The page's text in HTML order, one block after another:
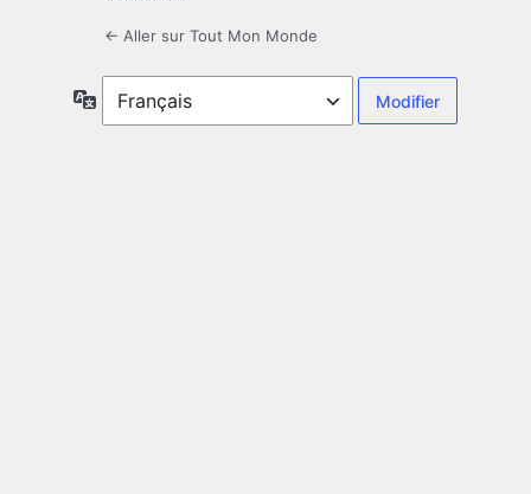
← Aller sur Tout Mon Monde
Langue